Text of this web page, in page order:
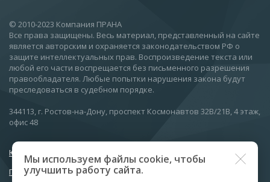
© 2010-2023 Компания ПРАНА
Все права защищены. Весь материал, представленный на сайте
является авторским и охраняется законодательством РФ о
защите интеллектуальных прав. Воспроизведение текста или
любой его части воспрещается без письменного разрешения
правообладателя. Любые попытки нарушения закона будут
преследоваться в судебном порядке.
344113, г. Ростов-на-Дону, проспект Космонавтов 32В/21В, 4 этаж,
офис 48
Юридический вестник
Политика конфиденциальности
Мы используем файлы cookie, чтобы
улучшить работу сайта.